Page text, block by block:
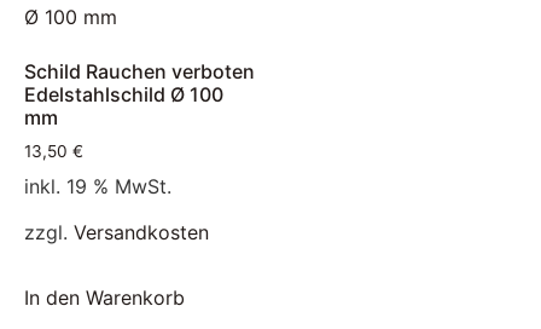
Schild Rauchen verboten
Edelstahlschild Ø 100
mm
13,50 €
inkl. 19 % MwSt.
zzgl. Versandkosten
In den Warenkorb